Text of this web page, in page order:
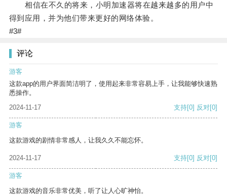
相信在不久的将来，小明加速器将在越来越多的用户中
得到应用，并为他们带来更好的网络体验。
#3#
评论
游客
这款app的用户界面简洁明了，使用起来非常容易上手，让我能够快速熟
悉操作。
2024-11-17
支持[0] 反对[0]
游客
这款游戏的剧情非常感人，让我久久不能忘怀。
2024-11-17 支持[0] 反对[0]
游客
这款游戏的音乐非常优美，听了让人心旷神怡。